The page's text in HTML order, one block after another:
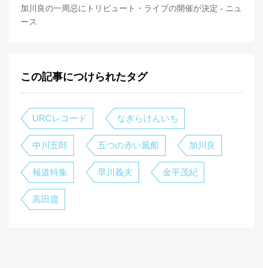
加川良の一周忌にトリビュート・ライブの開催が決定 - ニュ
ース
この記事につけられたタグ
URCレコード なぎらけんいち
中川五郎 五つの赤い風船 加川良
報道特集 早川義夫 金平茂紀
高田渡